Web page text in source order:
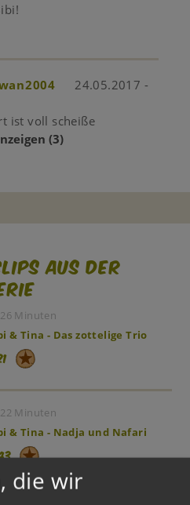
24.05.2017 -
ist voll scheiße
(3)
aus der
Minuten
& Tina - Das zottelige Trio
Minuten
& Tina - Nadja und Nafari
die wir